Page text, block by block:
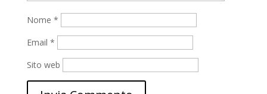
Nome *
Email *
Sito web